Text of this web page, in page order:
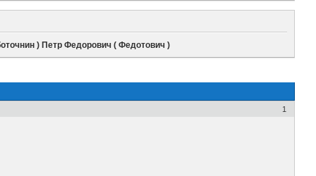
) Петр Федорович ( Федотович )
1